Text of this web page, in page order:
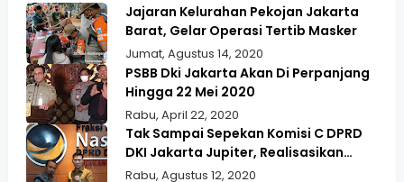
Jajaran Kelurahan Pekojan Jakarta
Barat, Gelar Operasi Tertib Masker
Jumat, Agustus 14, 2020
PSBB Dki Jakarta Akan Di Perpanjang
Hingga 22 Mei 2020
Rabu, April 22, 2020
Tak Sampai Sepekan Komisi C DPRD
DKI Jakarta Jupiter, Realisasikan
Aspirasi Masyarakat Duri Kepa Kebun
Rabu, Agustus 12, 2020